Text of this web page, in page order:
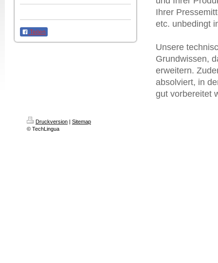
Teilen
Ihrer
etc. unbedingt
Unsere
Grundwissen,
erweitern.
absolviert, in
gut vorbereitet
Druckversion | Sitemap
© TechLingua